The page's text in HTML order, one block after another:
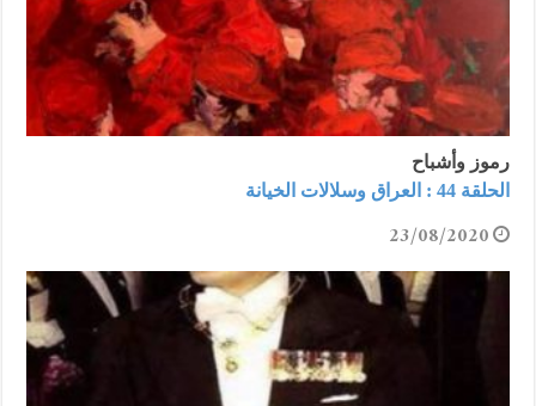
رموز وأشباح
الحلقة 44 : العراق وسلالات الخيانة
23/08/2020